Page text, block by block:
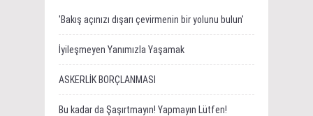
'Bakış açınızı dışarı çevirmenin bir yolunu bulun'
İyileşmeyen Yanımızla Yaşamak
ASKERLİK BORÇLANMASI
Bu kadar da Şaşırtmayın! Yapmayın Lütfen!